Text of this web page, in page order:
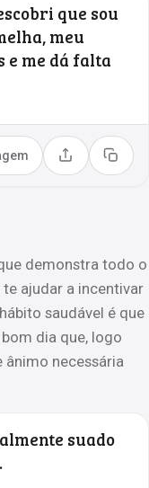
que sou
meu
e me dá falta
Compartilhar
Copiar
demonstra todo o
ajudar a incentivar
saudável é que
dia que, logo
necessária
suado